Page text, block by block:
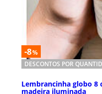
-8%
DESCONTOS POR
Lembrancinha globo 8
madeira iluminada